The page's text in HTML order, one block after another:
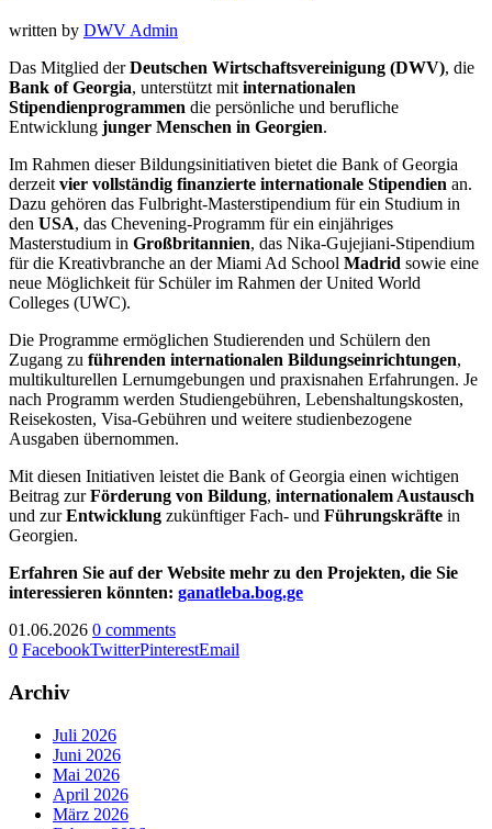
written by DWV Admin
Das Mitglied derDeutschen Wirtschaftsvereinigung (DWV), die
Bank of Georgia, unterstützt mit internationalen
Stipendienprogrammen die persönliche und berufliche
Entwicklung junger Menschen in Georgien.
Im Rahmen dieser Bildungsinitiativen bietet die Bank of Georgia
derzeit vier vollständig finanzierte internationale Stipendien an.
Dazu gehören das Fulbright-Masterstipendium für ein Studium in
den USA, das Chevening-Programm für ein einjähriges
Masterstudium in Großbritannien, das Nika-Gujejiani-Stipendium
für die Kreativbranche an der Miami Ad School Madrid sowie eine
neue Möglichkeit für Schüler im Rahmen der United World
Colleges (UWC).
Die Programme ermöglichen Studierenden und Schülern den
Zugang zu führenden internationalen Bildungseinrichtungen,
multikulturellen Lernumgebungen und praxisnahen Erfahrungen. Je
nach Programm werden Studiengebühren, Lebenshaltungskosten,
Reisekosten, Visa-Gebühren und weitere studienbezogene
Ausgaben übernommen.
Mit diesen Initiativen leistet die Bank of Georgia einen wichtigen
Beitrag zurFörderung von Bildung, internationalem Austausch
und zurEntwicklung zukünftiger Fach- und Führungskräfte in
Georgien.
Erfahren Sie auf der Website mehr zu den Projekten, die Sie
interessieren könnten: ganatleba.bog.ge
01.06.2026 0 comments
0 FacebookTwitterPinterestEmail
Archiv
Juli 2026
Juni 2026
Mai 2026
April 2026
März 2026